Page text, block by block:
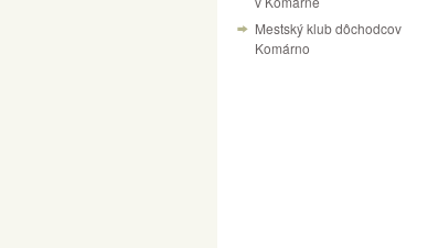
Mestský klub dôchodcov
Komárno